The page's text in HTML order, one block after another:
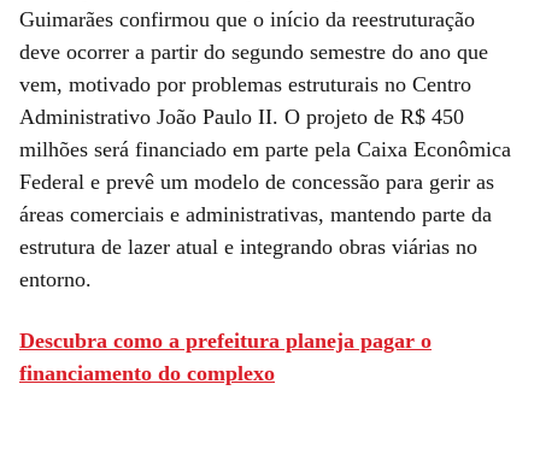
Guimarães confirmou que o início da reestruturação
deve ocorrer a partir do segundo semestre do ano que
vem, motivado por problemas estruturais no Centro
Administrativo João Paulo II. O projeto de R$ 450
milhões será financiado em parte pela Caixa Econômica
Federal e prevê um modelo de concessão para gerir as
áreas comerciais e administrativas, mantendo parte da
estrutura de lazer atual e integrando obras viárias no
entorno.
Descubra como a prefeitura planeja pagar o
financiamento do complexo